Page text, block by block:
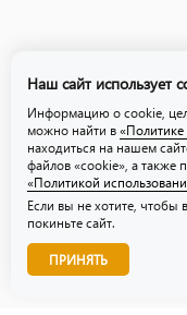
Политика
Звоните нам!
Наш сайт использует
Информацию о cookie,
можно найти в «Политике
находиться на нашем
файлов «cookie», а также
«Политикой
Если вы не хотите, чтобы
покиньте сайт.
ПРИНЯТЬ